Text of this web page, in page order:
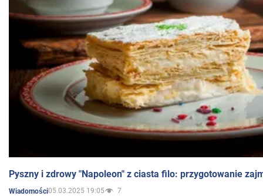
Pyszny i zdrowy "Napoleon" z ciasta filo: przygotowanie
Wiadomości05.03.2025 19:05 7